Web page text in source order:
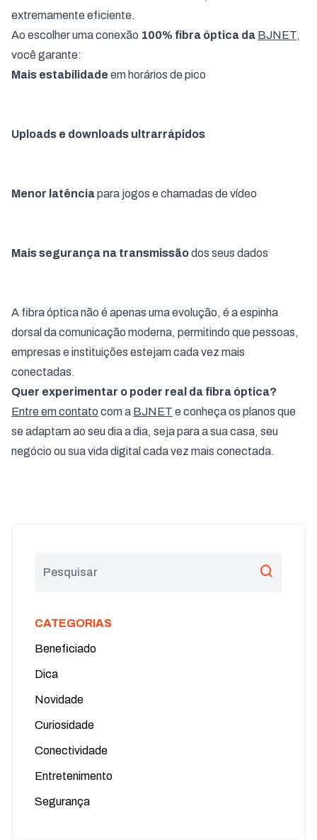
extremamente eficiente.
Ao escolher uma conexão 100% fibra óptica da BJNET,
você garante:
Mais estabilidade em horários de pico
Uploads e downloads ultrarrápidos
Menor latênciapara jogos e chamadas de vídeo
Mais segurança na transmissãodos seus dados
A fibra óptica não é apenas uma evolução, é a espinha
dorsal da comunicação moderna, permitindo que pessoas,
empresas e instituições estejam cada vez mais
conectadas.
Quer experimentar o poder real da fibra óptica?
Entre em contato com a BJNET e conheça os planos que
se adaptam ao seu dia a dia, seja para a sua casa, seu
negócio ou sua vida digital cada vez mais conectada.
CATEGORIAS
Beneficiado
Dica
Novidade
Curiosidade
Conectividade
Entretenimento
Segurança